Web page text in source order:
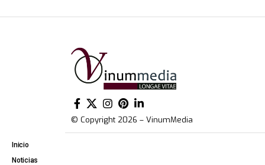
© Copyright 2026 – VinumMedia
Inicio
Noticias